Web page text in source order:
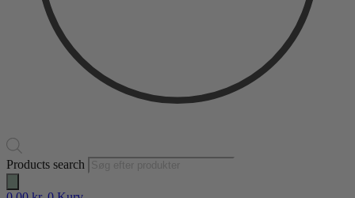
Products search